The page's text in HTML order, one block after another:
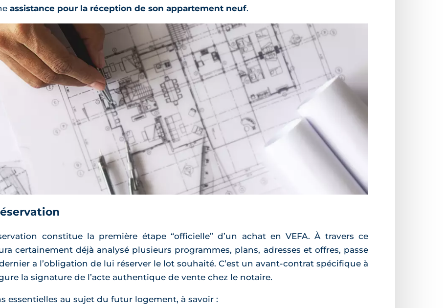
assistance pour la réception de son appartement neuf.
constitue la première étape “officielle” d’un achat en VEFA. À travers ce
certainement déjà analysé plusieurs programmes, plans, adresses et offres, passe
a l’obligation de lui réserver le lot souhaité. C’est un avant-contrat spécifique à
la signature de l’acte authentique de vente chez le notaire.
essentielles au sujet du futur logement, à savoir :